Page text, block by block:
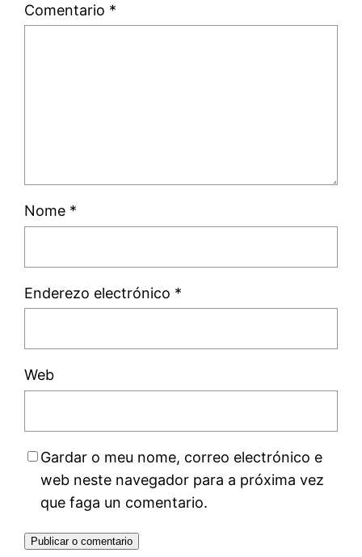
Comentario *
Nome *
Enderezo electrónico *
Web
Gardar o meu nome, correo electrónico e
web neste navegador para a próxima vez
que faga un comentario.